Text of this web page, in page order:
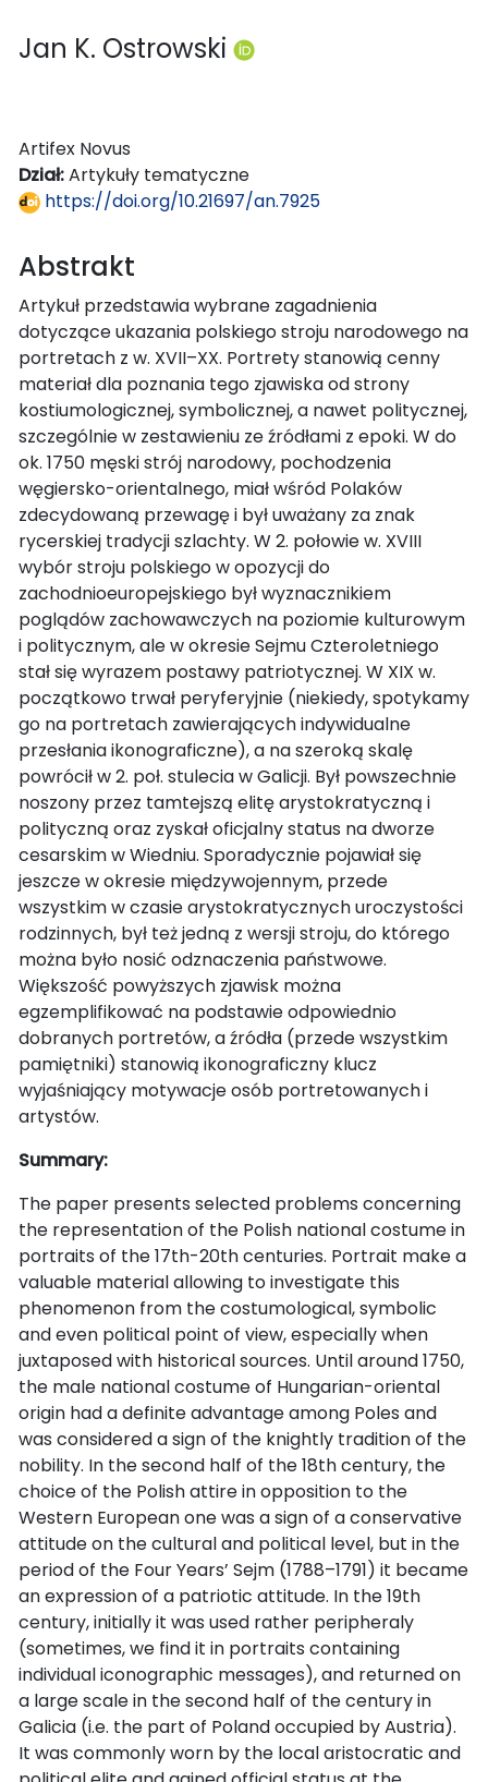
Jan K. Ostrowski
Artifex Novus
Dział:Artykuły tematyczne
https://doi.org/10.21697/an.7925
Abstrakt
Artykuł przedstawia wybrane zagadnienia
dotyczące ukazania polskiego stroju narodowego na
portretach z w. XVII–XX. Portrety stanowią cenny
materiał dla poznania tego zjawiska od strony
kostiumologicznej, symbolicznej, a nawet politycznej,
szczególnie w zestawieniu ze źródłami z epoki. W do
ok. 1750 męski strój narodowy, pochodzenia
węgiersko-orientalnego, miał wśród Polaków
zdecydowaną przewagę i był uważany za znak
rycerskiej tradycji szlachty. W 2. połowie w. XVIII
wybór stroju polskiego w opozycji do
zachodnioeuropejskiego był wyznacznikiem
poglądów zachowawczych na poziomie kulturowym
i politycznym, ale w okresie Sejmu Czteroletniego
stał się wyrazem postawy patriotycznej. W XIX w.
początkowo trwał peryferyjnie (niekiedy, spotykamy
go na portretach zawierających indywidualne
przesłania ikonograficzne), a na szeroką skalę
powrócił w 2. poł. stulecia w Galicji. Był powszechnie
noszony przez tamtejszą elitę arystokratyczną i
polityczną oraz zyskał oficjalny status na dworze
cesarskim w Wiedniu. Sporadycznie pojawiał się
jeszcze w okresie międzywojennym, przede
wszystkim w czasie arystokratycznych uroczystości
rodzinnych, był też jedną z wersji stroju, do którego
można było nosić odznaczenia państwowe.
Większość powyższych zjawisk można
egzemplifikować na podstawie odpowiednio
dobranych portretów, a źródła (przede wszystkim
pamiętniki) stanowią ikonograficzny klucz
wyjaśniający motywacje osób portretowanych i
artystów.
Summary:
The paper presents selected problems concerning
the representation of the Polish national costume in
portraits of the 17th-20th centuries. Portrait make a
valuable material allowing to investigate this
phenomenon from the costumological, symbolic
and even political point of view, especially when
juxtaposed with historical sources. Until around 1750,
the male national costume of Hungarian-oriental
origin had a definite advantage among Poles and
was considered a sign of the knightly tradition of the
nobility. In the second half of the 18th century, the
choice of the Polish attire in opposition to the
Western European one was a sign of a conservative
attitude on the cultural and political level, but in the
period of the Four Years’ Sejm (1788–1791) it became
an expression of a patriotic attitude. In the 19th
century, initially it was used rather peripheraly
(sometimes, we find it in portraits containing
individual iconographic messages), and returned on
a large scale in the second half of the century in
Galicia (i.e. the part of Poland occupied by Austria).
It was commonly worn by the local aristocratic and